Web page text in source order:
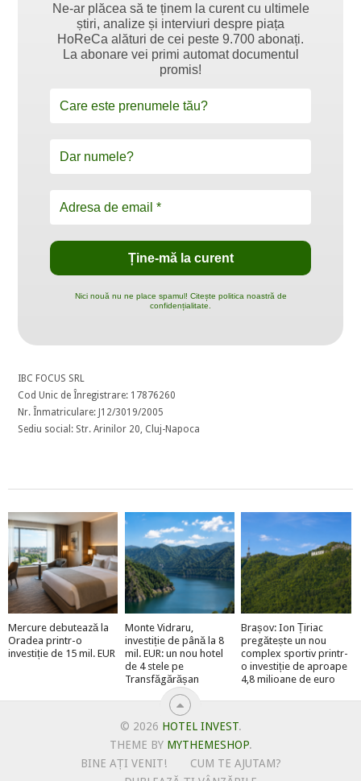
Ne-ar plăcea să te ținem la curent cu ultimele
știri, analize și interviuri despre piața
HoReCa alături de cei peste 9.700 abonați.
La abonare vei primi automat documentul
promis!
Nici nouă nu ne place spamul! Citește politica noastră de
confidențialitate.
IBC FOCUS SRL
Cod Unic de Înregistrare: 17876260
Nr. Înmatriculare: J12/3019/2005
Sediu social: Str. Arinilor 20, Cluj-Napoca
Mercure debutează la
Oradea printr-o
investiție de 15 mil. EUR
Monte Vidraru,
investiție de până la 8
mil. EUR: un nou hotel
de 4 stele pe
Transfăgărășan
Brașov: Ion Țiriac
pregătește un nou
complex sportiv printr-
o investiție de aproape
4,8 milioane de euro
© 2026 HOTEL INVEST.
THEME BY MYTHEMESHOP.
BINE AȚI VENIT!
CUM TE AJUTAM?